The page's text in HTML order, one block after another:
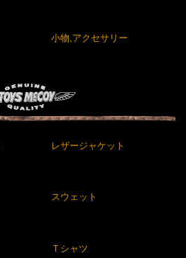
小物,アクセサリー
レザージャケット
スウェット
Ｔシャツ